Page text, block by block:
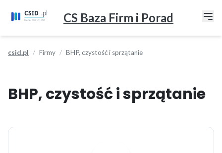
CS Baza Firm i Porad
csid.pl Firmy BHP, czystość i sprzątanie
BHP, czystość i sprzątanie